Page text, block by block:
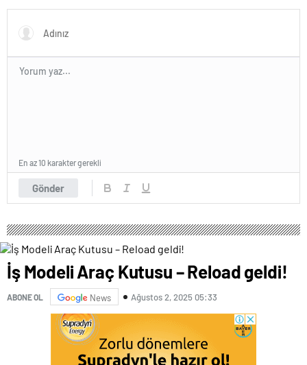
Gönder
En az 10 karakter gerekli
İş Modeli Araç Kutusu – Reload geldi!
ABONE OL News Ağustos 2, 2025 05:33